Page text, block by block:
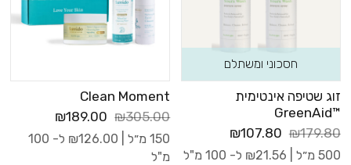
חסכוני ומשתלם
זוג שטיפה אינטימית
™GreenAid
₪179.80
₪107.80
500 מ״ל | ₪21.56 ל- 100 מ"ל
Clean Moment
₪305.00
₪189.00
150 מ״ל | ₪126.00
ל- 100
מ"ל